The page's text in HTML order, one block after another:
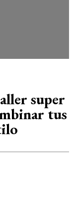
super
tus